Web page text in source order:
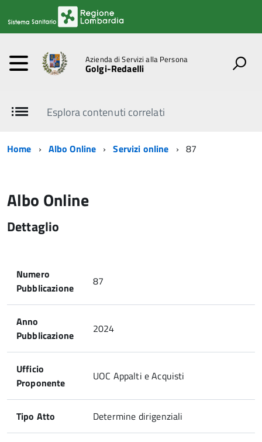
Azienda di Servizi alla Persona
Golgi-Redaelli
Esplora contenuti correlati
Home Albo Online Servizi online 87
Albo Online
Dettaglio
Numero
Pubblicazione
87
Anno
Pubblicazione
2024
Ufficio
Proponente
UOC Appalti e Acquisti
Tipo Atto Determine dirigenziali